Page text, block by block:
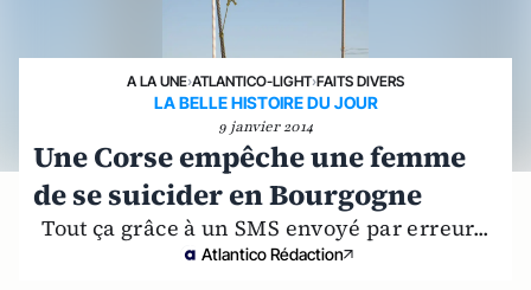
A LA UNE›ATLANTICO-LIGHT›FAITS DIVERS
LA BELLE HISTOIRE DU JOUR
9 janvier 2014
Une Corse empêche une femme
de se suicider en Bourgogne
Tout ça grâce à un SMS envoyé par erreur...
Atlantico Rédaction